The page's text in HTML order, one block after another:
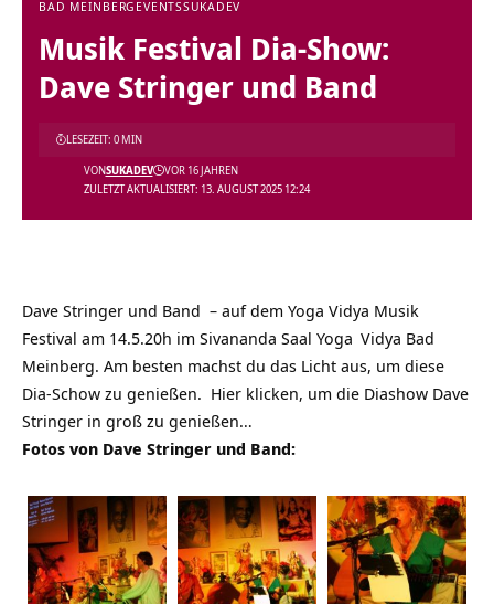
BAD MEINBERG EVENTSSUKADEV
Musik Festival Dia-Show:
Dave Stringer und Band
ZULETZT AKTUALISIERT: 13. AUGUST 2025 12:24
VONSUKADEV VOR 16 JAHREN
LESEZEIT: 0 MIN
Dave Stringer und Band – auf dem Yoga Vidya Musik
Festival am 14.5.20h im Sivananda Saal Yoga Vidya Bad
Meinberg. Am besten machst du das Licht aus, um diese
Dia-Schow zu genießen. Hier klicken, um die Diashow Dave
Stringer in groß zu genießen…
Fotos von Dave Stringer und Band: